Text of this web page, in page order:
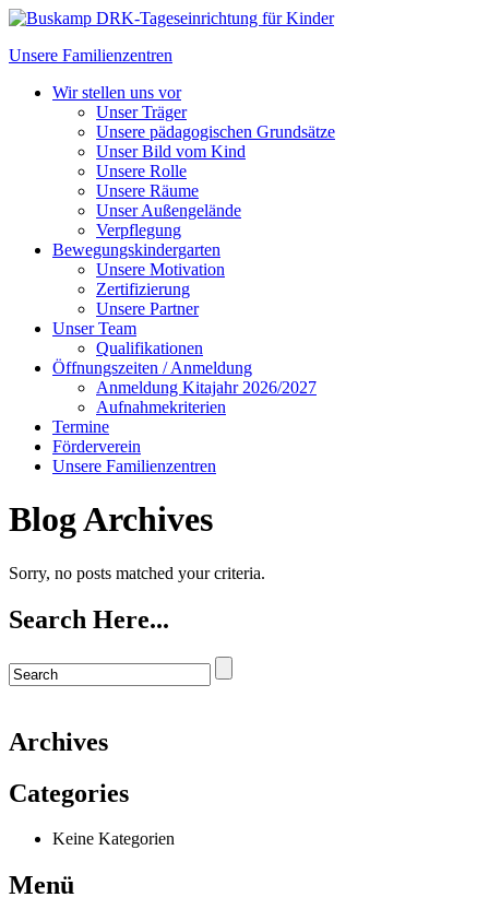
Unsere Familienzentren
Wir stellen uns vor
Unser Träger
Unsere pädagogischen Grundsätze
Unser Bild vom Kind
Unsere Rolle
Unsere Räume
Unser Außengelände
Verpflegung
Bewegungskindergarten
Unsere Motivation
Zertifizierung
Unsere Partner
Unser Team
Qualifikationen
Öffnungszeiten / Anmeldung
Anmeldung Kitajahr 2026/2027
Aufnahmekriterien
Termine
Förderverein
Unsere Familienzentren
Blog Archives
Sorry, no posts matched your criteria.
Search Here...
Archives
Categories
Keine Kategorien
Menü